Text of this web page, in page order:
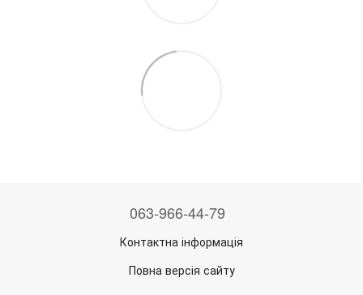
063-966-44-79
Контактна інформація
Повна версія сайту